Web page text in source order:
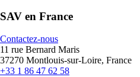
SAV en France
Contactez-nous
11 rue Bernard Maris
37270 Montlouis-sur-Loire, France
+33 1 86 47 62 58